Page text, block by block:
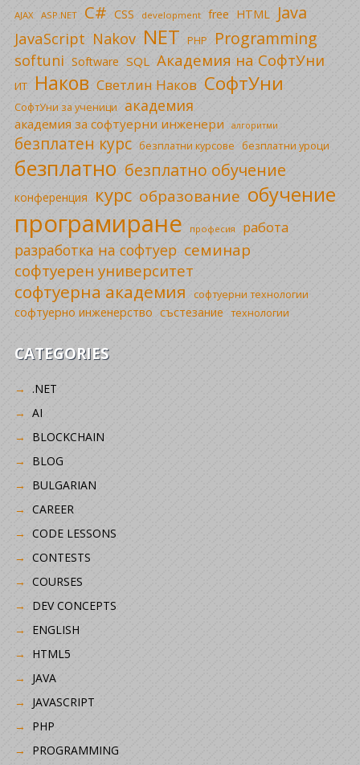
AJAX ASP.NET C# CSS development free HTML Java
JavaScript Nakov NET PHP Programming
softuni Software SQL Академия на СофтУни
ИТ Наков Светлин Наков СофтУни
СофтУни за ученици академия
академия за софтуерни инженери алгоритми
безплатен курс безплатни курсове безплатни уроци
безплатно безплатно обучение
конференция курс образование обучение
програмиране професия работа
разработка на софтуер семинар
софтуерен университет
софтуерна академия софтуерни технологии
софтуерно инженерство състезание технологии
CATEGORIES
.NET
AI
BLOCKCHAIN
BLOG
BULGARIAN
CAREER
CODE LESSONS
CONTESTS
COURSES
DEV CONCEPTS
ENGLISH
HTML5
JAVA
JAVASCRIPT
PHP
PROGRAMMING